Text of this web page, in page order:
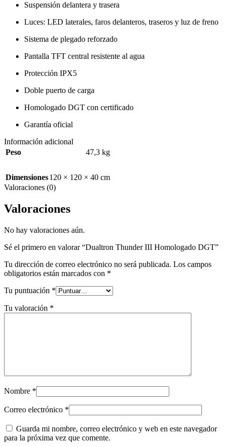
Suspensión delantera y trasera
Luces: LED laterales, faros delanteros, traseros y luz de freno
Sistema de plegado reforzado
Pantalla TFT central resistente al agua
Protección IPX5
Doble puerto de carga
Homologado DGT con certificado
Garantía oficial
Información adicional
Peso
47,3 kg
Dimensiones120 × 120 × 40 cm
Valoraciones (0)
Valoraciones
No hay valoraciones aún.
Sé el primero en valorar “Dualtron Thunder III Homologado DGT”
Tu dirección de correo electrónico no será publicada. Los campos
obligatorios están marcados con *
Tu puntuación *
Tu valoración *
Nombre *
Correo electrónico *
Guarda mi nombre, correo electrónico y web en este navegador
para la próxima vez que comente.